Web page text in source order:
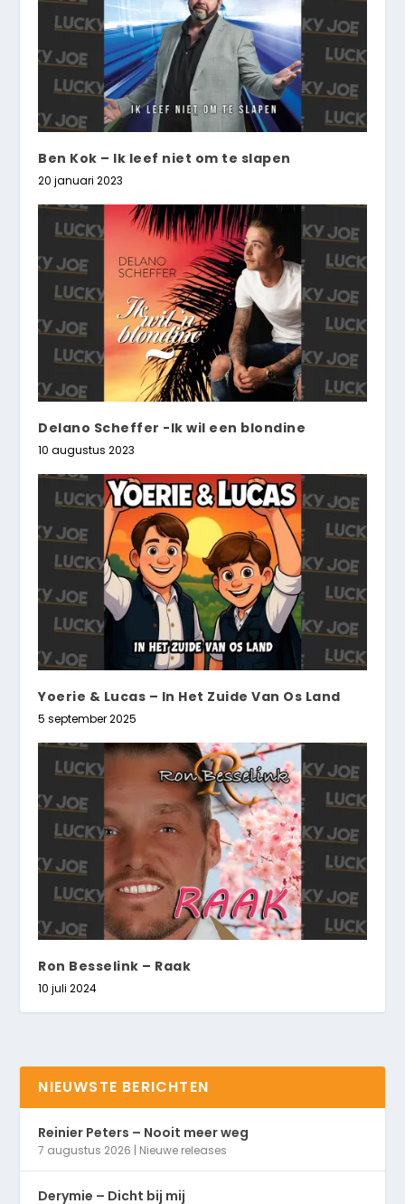
Ben Kok – Ik leef niet om te slapen
20 januari 2023
Delano Scheffer -Ik wil een blondine
10 augustus 2023
Yoerie & Lucas – In Het Zuide Van Os Land
5 september 2025
Ron Besselink – Raak
10 juli 2024
NIEUWSTE BERICHTEN
Reinier Peters – Nooit meer weg
7 augustus 2026 | Nieuwe releases
Derymie – Dicht bij mij